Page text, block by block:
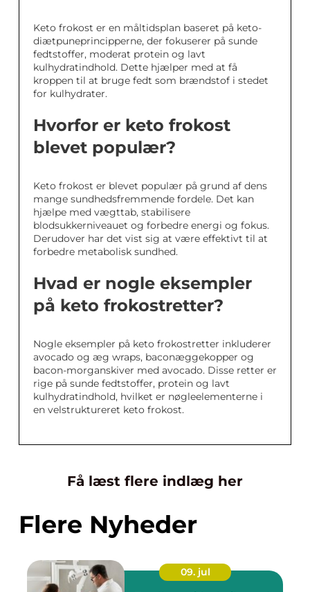
Keto frokost er en måltidsplan baseret på keto-
diætpuneprincipperne, der fokuserer på sunde
fedtstoffer, moderat protein og lavt
kulhydratindhold. Dette hjælper med at få
kroppen til at bruge fedt som brændstof i stedet
for kulhydrater.
Hvorfor er keto frokost
blevet populær?
Keto frokost er blevet populær på grund af dens
mange sundhedsfremmende fordele. Det kan
hjælpe med vægttab, stabilisere
blodsukkerniveauet og forbedre energi og fokus.
Derudover har det vist sig at være effektivt til at
forbedre metabolisk sundhed.
Hvad er nogle eksempler
på keto frokostretter?
Nogle eksempler på keto frokostretter inkluderer
avocado og æg wraps, baconæggekopper og
bacon-morganskiver med avocado. Disse retter er
rige på sunde fedtstoffer, protein og lavt
kulhydratindhold, hvilket er nøgleelementerne i
en velstruktureret keto frokost.
Få læst flere indlæg her
Flere Nyheder
09. jul